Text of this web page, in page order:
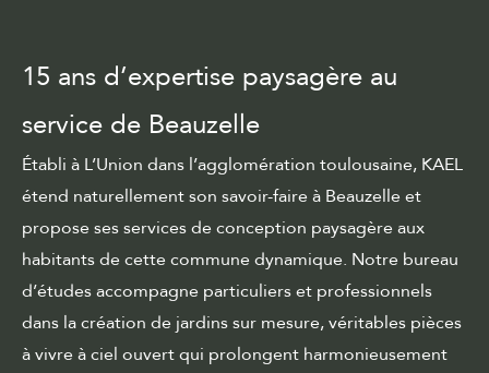
15 ans d’expertise paysagère au
service de Beauzelle
Établi à L’Union dans l’agglomération toulousaine, KAEL
étend naturellement son savoir-faire à Beauzelle et
propose ses services deconception paysagèreaux
habitants de cette commune dynamique. Notre bureau
d’études accompagne particuliers et professionnels
dans la création de jardins sur mesure, véritables pièces
à vivre à ciel ouvert qui prolongent harmonieusement